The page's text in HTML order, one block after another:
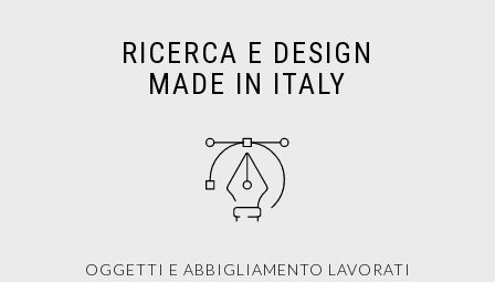
RICERCA E DESIGN
MADE IN ITALY
OGGETTI E ABBIGLIAMENTO LAVORATI